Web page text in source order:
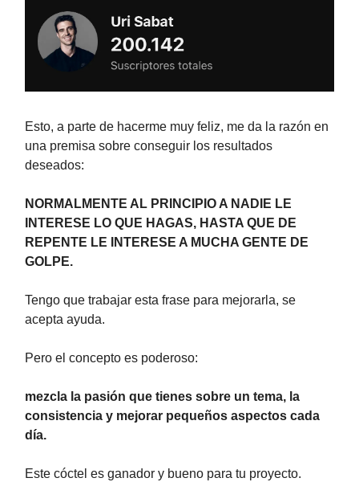
Esto, a parte de hacerme muy feliz, me da la razón en
una premisa sobre conseguir los resultados
deseados:
NORMALMENTE AL PRINCIPIO A NADIE LE
INTERESE LO QUE HAGAS, HASTA QUE DE
REPENTE LE INTERESE A MUCHA GENTE DE
GOLPE.
Tengo que trabajar esta frase para mejorarla, se
acepta ayuda.
Pero el concepto es poderoso:
mezcla la pasión que tienes sobre un tema, la
consistencia y mejorar pequeños aspectos cada
día.
Este cóctel es ganador y bueno para tu proyecto.